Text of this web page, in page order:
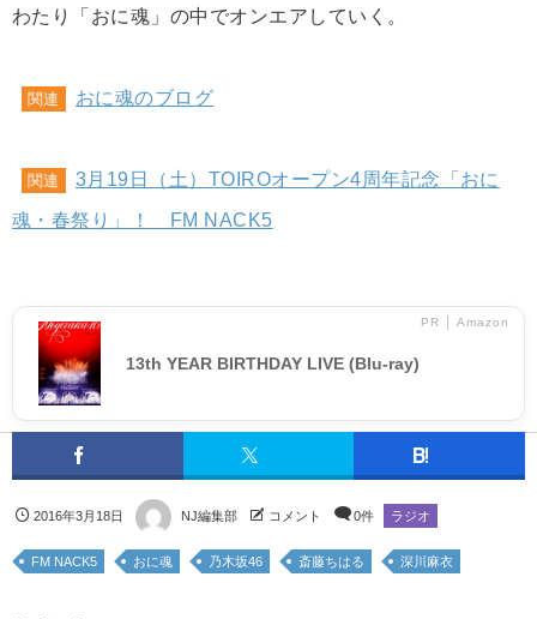
わたり「おに魂」の中でオンエアしていく。
関連 おに魂のブログ
関連
3月19日（土）TOIROオープン4周年記念「おに
魂・春祭り」！ FM NACK5
PR │ Amazon
13th YEAR BIRTHDAY LIVE (Blu-ray)
2016年3月18日 NJ編集部 コメント 0件 ラジオ
FM NACK5 おに魂 乃木坂46 斎藤ちはる 深川麻衣